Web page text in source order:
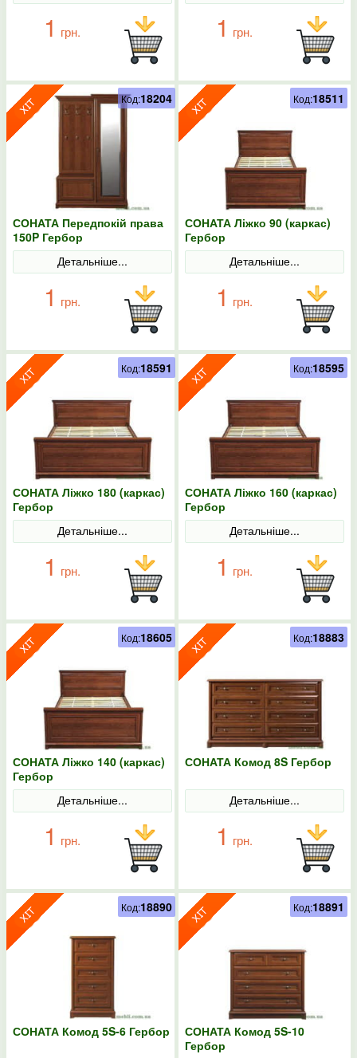
1 грн. 1 грн.
СОНАТА Передпокій права
150P Гербор
Детальніше...
1 грн.
Код:18204
СОНАТА Ліжко 90 (каркас)
Гербор
Детальніше...
1 грн.
Код:18511
СОНАТА Ліжко 180 (каркас)
Гербор
Детальніше...
1 грн.
Код:18591
СОНАТА Ліжко 160 (каркас)
Гербор
Детальніше...
1 грн.
Код:18595
СОНАТА Ліжко 140 (каркас)
Гербор
Детальніше...
1 грн.
Код:18605
СОНАТА Комод 8S Гербор
Детальніше...
1 грн.
Код:18883
СОНАТА Комод 5S-6 Гербор
Код:18890
СОНАТА Комод 5S-10
Гербор
Код:18891